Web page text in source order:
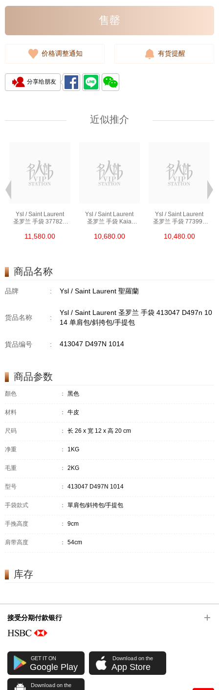
售罄
价格调整通知 有货提醒
分享给朋友
近似推介
Ysl / Saint Laurent
圣罗兰 手袋 377828
斜挎包
11,580.00
Ysl / Saint Laurent
圣罗兰 手袋 Kaia
单肩包/斜挎包
10,680.00
Ysl / Saint Laurent
圣罗兰 手袋 773995
斜挎包/手提包
10,480.00
商品名称
品牌 : Ysl / Saint Laurent 聖羅蘭
货品名称 :
Ysl / Saint Laurent 圣罗兰 手袋 413047 D497n 10
14 单肩包/斜挎包/手提包
貨品编号 : 413047 D497N 1014
商品参数
顏色 ： 黑色
材料 ： 牛皮
尺码 ： 长 26 x 宽 12 x 高 20 cm
净重 ： 1KG
毛重 ： 2KG
型号 ： 413047 D497N 1014
手袋款式 ： 單肩包/斜挎包/手提包
手挽高度 ： 9cm
肩带高度 ： 54cm
库存
接受分期付款银行
GET IT ON
Google Play
Download on the
App Store
Download on the